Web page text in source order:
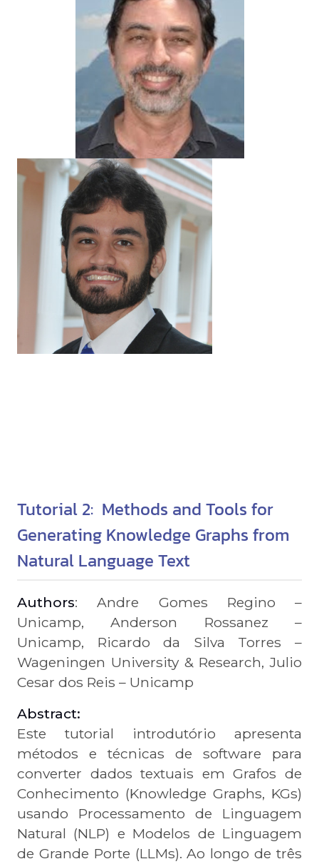
Tutorial 2: Methods and Tools for
Generating Knowledge Graphs from
Natural Language Text
Authors: Andre Gomes Regino –
Unicamp, Anderson Rossanez –
Unicamp, Ricardo da Silva Torres –
Wageningen University & Research, Julio
Cesar dos Reis – Unicamp
Abstract:
Este tutorial introdutório apresenta
métodos e técnicas de software para
converter dados textuais em Grafos de
Conhecimento (Knowledge Graphs, KGs)
usando Processamento de Linguagem
Natural (NLP) e Modelos de Linguagem
de Grande Porte (LLMs). Ao longo de três